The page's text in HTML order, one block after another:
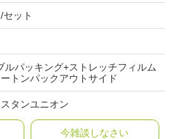
セット
ルパッキング+ストレッチフィルム
トンパックアウトサイド
タンユニオン
今雑談しなさい